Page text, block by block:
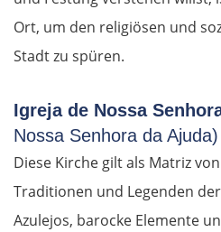
Ort, um den religiösen und
Stadt zu spüren.
Igreja de Nossa
Nossa Senhora da Ajuda)
Diese Kirche gilt als Matriz
Traditionen und Legenden
Azulejos, barocke Elemente
Senftenberg
Dresden
Pirna
Sächsische Schweiz
Tschechien